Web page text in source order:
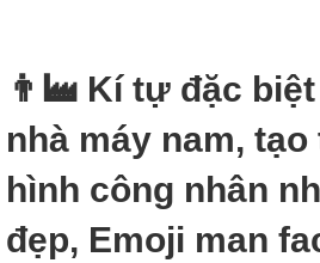
👨‍🏭 Kí tự đặc
nhà máy nam, tạo
hình công nhân
đẹp, Emoji man